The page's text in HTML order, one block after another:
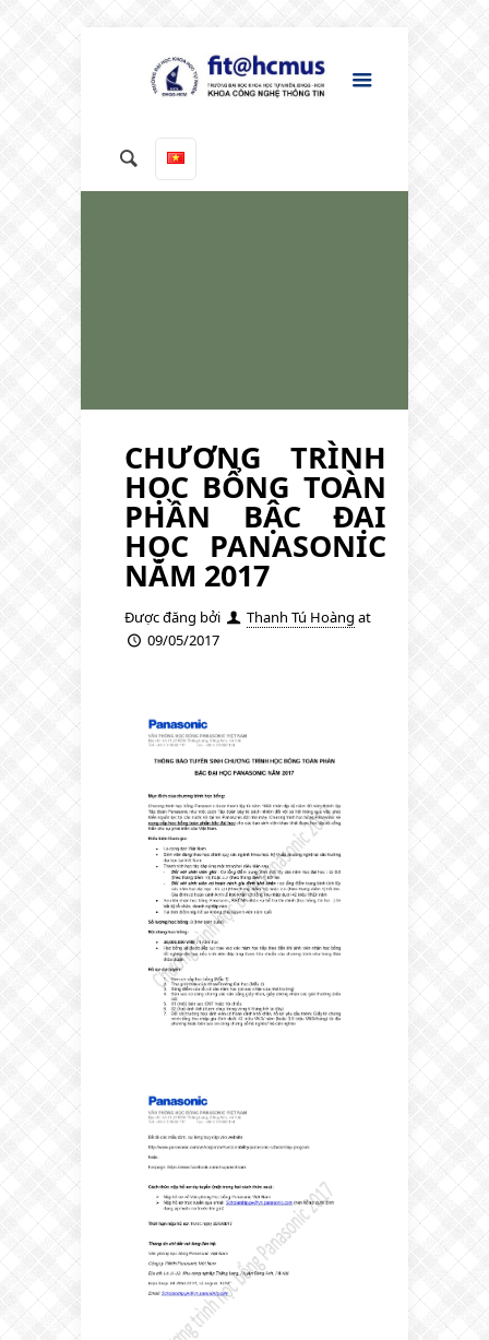
CHƯƠNG TRÌNH
HỌC BỔNG TOÀN
PHẦN BẬC ĐẠI
HỌC PANASONIC
NĂM 2017
Được đăng bởi Thanh Tú Hoàng at
09/05/2017